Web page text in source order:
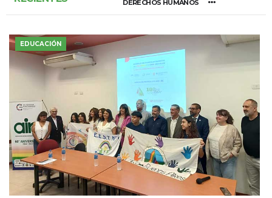
DERECHOS HUMANOS
EDUCACIÓN